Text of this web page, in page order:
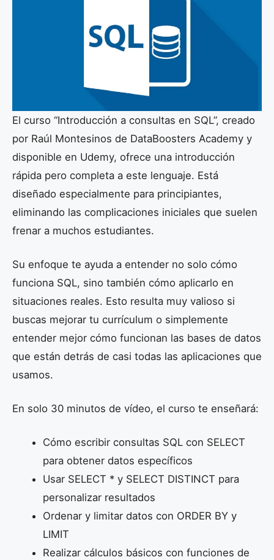
El curso “Introducción a consultas en SQL”, creado
por Raúl Montesinos de DataBoosters Academy y
disponible en Udemy, ofrece una introducción
rápida pero completa a este lenguaje. Está
diseñado especialmente para principiantes,
eliminando las complicaciones iniciales que suelen
frenar a muchos estudiantes.
Su enfoque te ayuda a entender no solo cómo
funciona SQL, sino también cómo aplicarlo en
situaciones reales. Esto resulta muy valioso si
buscas mejorar tu currículum o simplemente
entender mejor cómo funcionan las bases de datos
que están detrás de casi todas las aplicaciones que
usamos.
En solo 30 minutos de vídeo, el curso te enseñará:
Cómo escribir consultas SQL con SELECT
para obtener datos específicos
Usar SELECT * y SELECT DISTINCT para
personalizar resultados
Ordenar y limitar datos con ORDER BY y
LIMIT
Realizar cálculos básicos con funciones de